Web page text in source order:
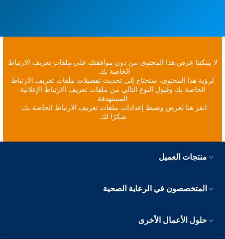
لا يمكننا عرض هذا المحتوى من دون موافقتك على ملفات تعريف الارتباط
الخاصة بك.
لرؤية هذا المحتوى، ستحتاج إلى تحديث تفضيلات ملفات تعريف الارتباط
الخاصة بك وقبول النوع التالي من ملفات تعريف الارتباط الإعلانية
المستهدفة
انقر هنا لعرض وضبط إعدادات ملفات تعريف الارتباط الخاصة بك.
شكرًا لك.
منتجات العميل
المتخصصون في الرعاية الصحية
حلول الأعمال الأخرى